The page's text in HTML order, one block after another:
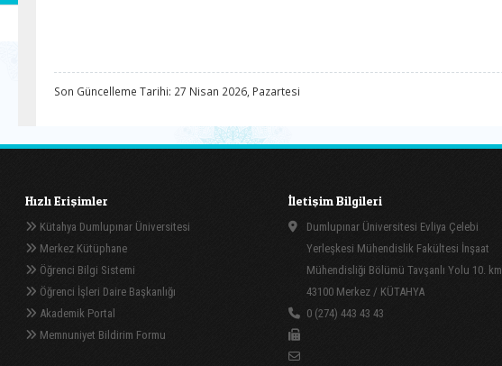
Son Güncelleme Tarihi: 27 Nisan 2026, Pazartesi
Hızlı Erişimler
Kütahya Dumlupınar Üniversitesi
Merkez Kütüphane
Öğrenci Bilgi Sistemi
Öğrenci İşleri Daire Başkanlığı
Akademik Portal
Memnuniyet Bildirim Formu
İletişim Bilgileri
Dumlupınar Üniversitesi Evliya Çelebi
Yerleşkesi Mühendislik Fakültesi İnşaat
Mühendisliği Bölümü Tavşanlı Yolu 10. km
43100 Merkez / KÜTAHYA
0 (274) 443 43 43